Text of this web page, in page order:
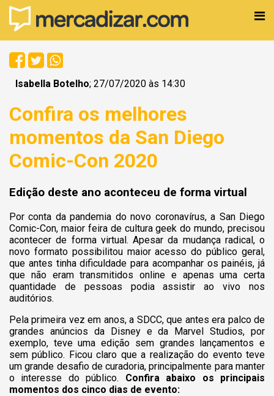
Isabella Botelho; 27/07/2020 às 14:30
Confira os melhores
momentos da San Diego
Comic-Con 2020
Edição deste ano aconteceu de forma virtual
Por conta da pandemia do novo coronavírus, a San Diego
Comic-Con, maior feira de cultura geek do mundo, precisou
acontecer de forma virtual. Apesar da mudança radical, o
novo formato possibilitou maior acesso do público geral,
que antes tinha dificuldade para acompanhar os painéis, já
que não eram transmitidos online e apenas uma certa
quantidade de pessoas podia assistir ao vivo nos
auditórios.
Pela primeira vez em anos, a SDCC, que antes era palco de
grandes anúncios da Disney e da Marvel Studios, por
exemplo, teve uma edição sem grandes lançamentos e
sem público. Ficou claro que a realização do evento teve
um grande desafio de curadoria, principalmente para manter
o interesse do público. Confira abaixo os principais
momentos dos cinco dias de evento: